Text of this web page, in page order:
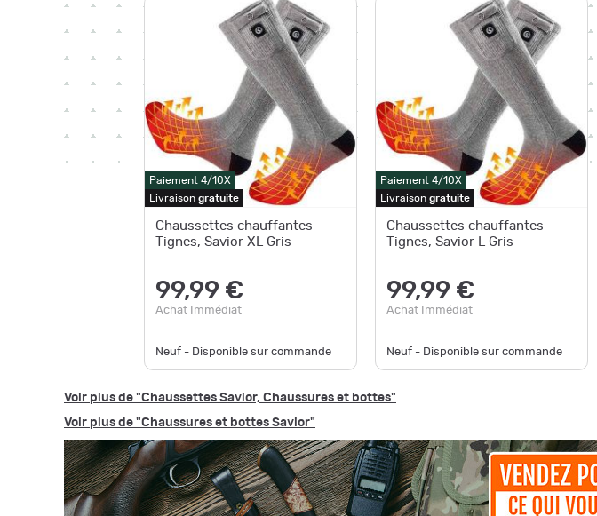
Paiement 4/10X
Livraison gratuite
Chaussettes chauffantes
Tignes, Savior XL Gris
99,99 €
Achat Immédiat
Neuf - Disponible sur commande
Paiement 4/10X
Livraison gratuite
Chaussettes chauffantes
Tignes, Savior L Gris
99,99 €
Achat Immédiat
Neuf - Disponible sur commande
Voir plus de "Chaussettes Savior, Chaussures et bottes"
Voir plus de "Chaussures et bottes Savior"